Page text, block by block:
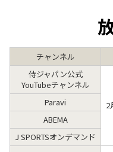
チャンネル
侍ジャパン公式
YouTubeチャンネル
2
Paravi
ABEMA
J SPORTSオンデマンド